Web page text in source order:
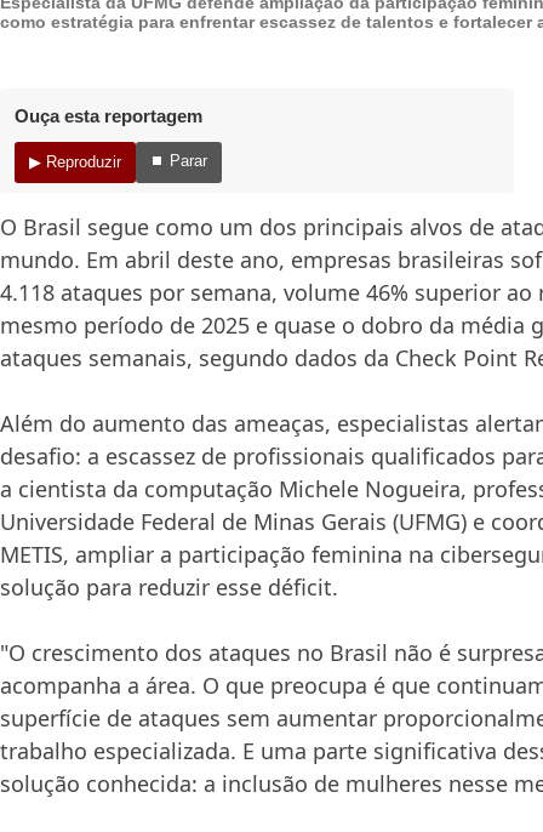
como estratégia para enfrentar escassez de talentos e fortalecer
Ouça esta reportagem
▶ Reproduzir ⏹ Parar
O Brasil segue como um dos principais alvos de
mundo. Em abril deste ano, empresas brasileiras
4.118 ataques por semana, volume 46% superior
mesmo período de 2025 e quase o dobro da média
ataques semanais, segundo dados da Check Point
Além do aumento das ameaças, especialistas
desafio: a escassez de profissionais qualificados
a cientista da computação Michele Nogueira,
Universidade Federal de Minas Gerais (UFMG) e
METIS, ampliar a participação feminina na
solução para reduzir esse déficit.
"O crescimento dos ataques no Brasil não é
acompanha a área. O que preocupa é que
superfície de ataques sem aumentar
trabalho especializada. E uma parte significativa
solução conhecida: a inclusão de mulheres nesse